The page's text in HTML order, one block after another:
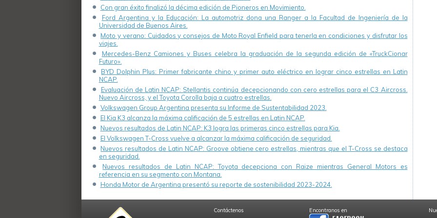
Con gran éxito finalizó la décima edición de Pioneros en Movimiento.
Ford Argentina y la Educación: La automotriz dona una Ranger a la Facultad de Ingeniería de la
Universidad de Buenos Aires.
Moto y verano: Cuidados y consejos de Moto Royal Enfield para tenerla en condiciones y disfrutar los
viajes.
Mercedes-Benz Camiones y Buses celebra la graduación de la segunda edición de «TruckCionar
Futuro».
BYD Dolphin Plus: Primer fabricante chino y primer auto eléctrico en lograr cinco estrellas en Latin
NCAP.
Evaluación de Latin NCAP: Stellantis continúa decepcionando con cero estrellas para el C3 Aircross.
Nuevo Aircross, y el Toyota Corolla baja a cuatro estrellas.
Volkswagen Group Argentina presenta su Informe de Sustentabilidad 2023.
El Kia K3 alcanza la máxima calificación de 5 estrellas en Latin NCAP.
Nuevos resultados de Latin NCAP: K3 logra las primeras cinco estrellas para Kia.
El Volkswagen T-Cross vuelve a alcanzar la máxima calificación de seguridad.
Nuevos resultados de Latin NCAP: Groove obtiene cero estrellas, mientras que el T-Cross se destaca
en seguridad.
Nuevos resultados de Latin NCAP: Toyota decepciona con Raize mientras General Motors es
referencia en su segmento con Montana.
Honda Motor de Argentina presentó su reporte de sostenibilidad 2023-2024.
Contáctenos Encontranos en